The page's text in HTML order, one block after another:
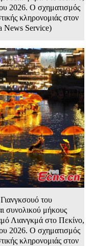
2026. Ο σχηματισμός
κληρονομιάς στον
News Service)
του
συνολικού μήκους
Λιανγκμά στο Πεκίνο,
2026. Ο σχηματισμός
κληρονομιάς στον